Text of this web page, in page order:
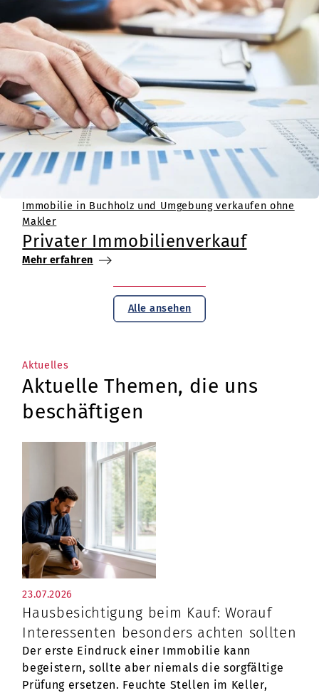
Immobilie in Buchholz und Umgebung verkaufen ohne
Makler
Privater Immobilienverkauf
Mehr erfahren
Alle ansehen
Aktuelles
Aktuelle Themen, die uns
beschäftigen
23.07.2026
Hausbesichtigung beim Kauf: Worauf
Interessenten besonders achten sollten
Der erste Eindruck einer Immobilie kann
begeistern, sollte aber niemals die sorgfältige
Prüfung ersetzen. Feuchte Stellen im Keller,